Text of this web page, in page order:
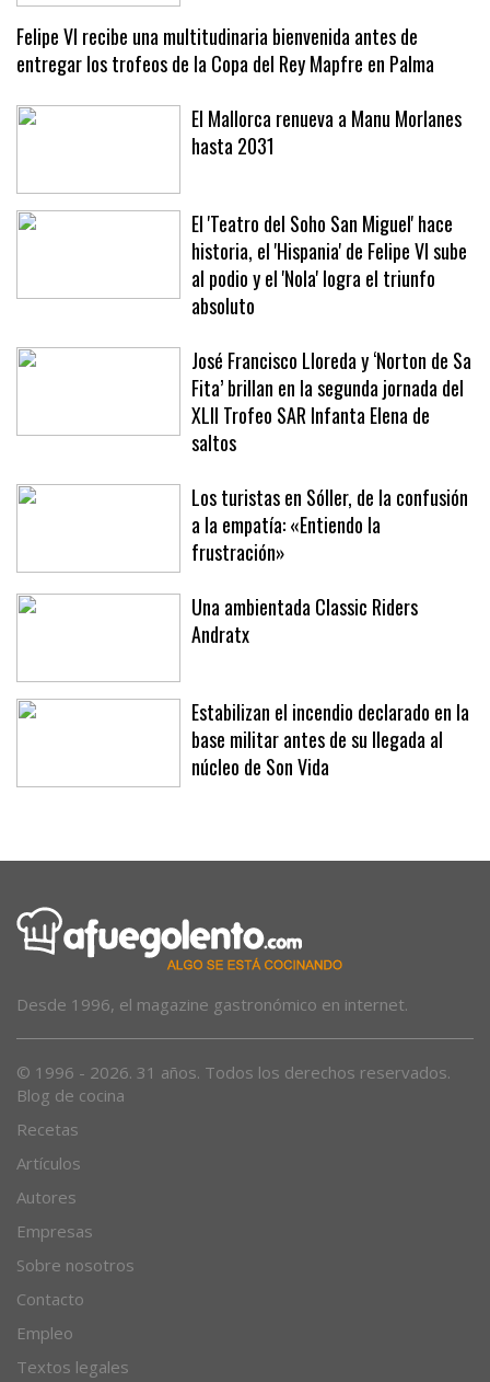
Felipe VI recibe una multitudinaria bienvenida antes de
entregar los trofeos de la Copa del Rey Mapfre en Palma
El Mallorca renueva a Manu Morlanes
hasta 2031
El 'Teatro del Soho San Miguel' hace
historia, el 'Hispania' de Felipe VI sube
al podio y el 'Nola' logra el triunfo
absoluto
José Francisco Lloreda y ‘Norton de Sa
Fita’ brillan en la segunda jornada del
XLII Trofeo SAR Infanta Elena de
saltos
Los turistas en Sóller, de la confusión
a la empatía: «Entiendo la
frustración»
Una ambientada Classic Riders
Andratx
Estabilizan el incendio declarado en la
base militar antes de su llegada al
núcleo de Son Vida
Desde 1996, el magazine gastronómico en internet.
© 1996 - 2026. 31 años. Todos los derechos reservados.
Blog de cocina
Recetas
Artículos
Autores
Empresas
Sobre nosotros
Contacto
Empleo
Textos legales